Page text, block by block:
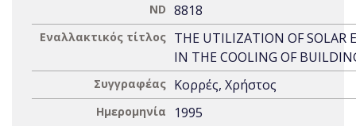
ND 8818
Εναλλακτικός τίτλος THE UTILIZATION OF SOLAR
IN THE COOLING OF
Συγγραφέας Κορρές, Χρήστος
Ημερομηνία 1995